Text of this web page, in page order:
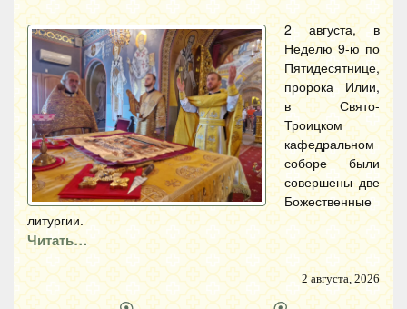
2 августа, в
Неделю 9-ю по
Пятидесятнице,
пророка Илии,
в Свято-
Троицком
кафедральном
соборе были
совершены две
Божественные
литургии.
Читать…
2 августа, 2026